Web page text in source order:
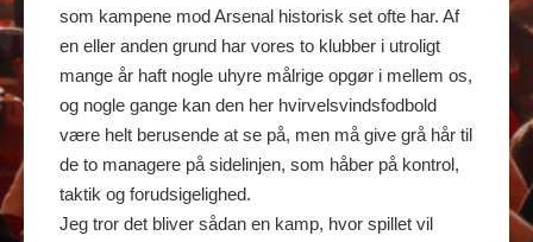
som kampene mod Arsenal historisk set ofte har. Af
en eller anden grund har vores to klubber i utroligt
mange år haft nogle uhyre målrige opgør i mellem os,
og nogle gange kan den her hvirvelsvindsfodbold
være helt berusende at se på, men må give grå hår til
de to managere på sidelinjen, som håber på kontrol,
taktik og forudsigelighed.
Jeg tror det bliver sådan en kamp, hvor spillet vil